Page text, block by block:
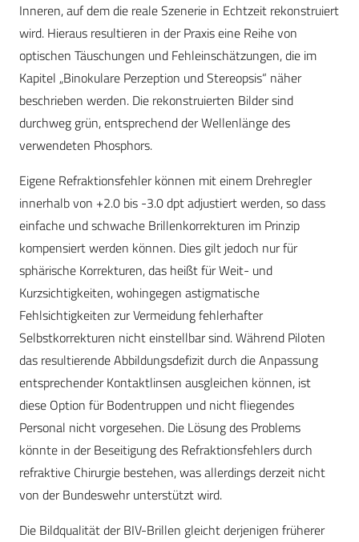
Inneren, auf dem die reale Szenerie in Echtzeit rekonstruiert
wird. Hieraus resultieren in der Praxis eine Reihe von
optischen Täuschungen und Fehleinschätzungen, die im
Kapitel „Binokulare Perzeption und Stereopsis“ näher
beschrieben werden. Die rekonstruierten Bilder sind
durchweg grün, entsprechend der Wellenlänge des
verwendeten Phosphors.
Eigene Refraktionsfehler können mit einem Drehregler
innerhalb von +2.0 bis -3.0 dpt adjustiert werden, so dass
einfache und schwache Brillenkorrekturen im Prinzip
kompensiert werden können. Dies gilt jedoch nur für
sphärische Korrekturen, das heißt für Weit- und
Kurzsichtigkeiten, wohingegen astigmatische
Fehlsichtigkeiten zur Vermeidung fehlerhafter
Selbstkorrekturen nicht einstellbar sind. Während Piloten
das resultierende Abbildungsdefizit durch die Anpassung
entsprechender Kontaktlinsen ausgleichen können, ist
diese Option für Bodentruppen und nicht fliegendes
Personal nicht vorgesehen. Die Lösung des Problems
könnte in der Beseitigung des Refraktionsfehlers durch
refraktive Chirurgie bestehen, was allerdings derzeit nicht
von der Bundeswehr unterstützt wird.
Die Bildqualität der BIV-Brillen gleicht derjenigen früherer